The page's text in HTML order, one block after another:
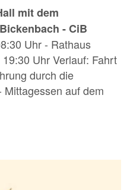
mit dem
- CiB
Uhr - Rathaus
Uhr Verlauf: Fahrt
durch die
Mittagessen auf dem